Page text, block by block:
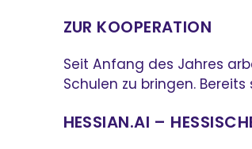
ZUR KOOPERATION
Seit Anfang des Jahres
Schulen zu bringen.
HESSIAN.AI –